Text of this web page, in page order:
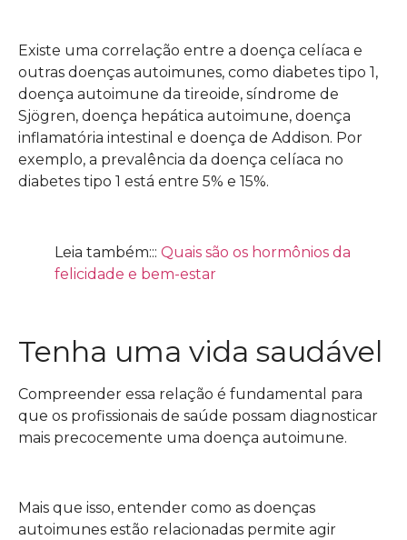
Existe uma correlação entre a doença celíaca e
outras doenças autoimunes, como diabetes tipo 1,
doença autoimune da tireoide, síndrome de
Sjögren, doença hepática autoimune, doença
inflamatória intestinal e doença de Addison. Por
exemplo, a prevalência da doença celíaca no
diabetes tipo 1 está entre 5% e 15%.
Leia também::: Quais são os hormônios da
felicidade e bem-estar
Tenha uma vida saudável
Compreender essa relação é fundamental para
que os profissionais de saúde possam diagnosticar
mais precocemente uma doença autoimune.
Mais que isso, entender como as doenças
autoimunes estão relacionadas permite agir